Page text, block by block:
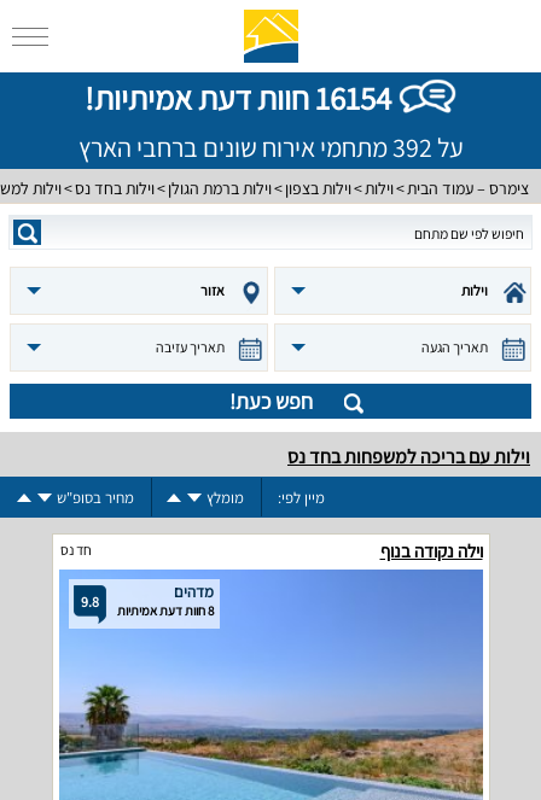
16154 חוות דעת אמיתיות!
על 392 מתחמי אירוח שונים ברחבי הארץ
צימרס – עמוד הבית וילות וילות בצפון וילות ברמת הגולן וילות בחד נס וילות
וילות אזור
תאריך הגעה תאריך עזיבה
חפש כעת!
וילות עם בריכה למשפחות בחד נס
מיין לפי: מומלץ מחיר בסופ"ש
וילה נקודה בנוף חד נס
9.8 מדהים
8 חוות דעת אמיתיות